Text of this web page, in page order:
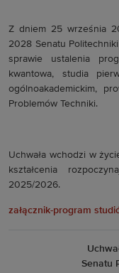
Z dniem 25 września
2028 Senatu
sprawie ustalenia
kwantowa, studia
ogólnoakademickim,
Problemów Techniki.
Uchwała wchodzi w
kształcenia
2025/2026.
załącznik-program
Senatu